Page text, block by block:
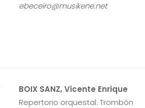
ebeceiro@musikene.net
BOIX SANZ, Vicente Enrique
Repertorio orquestal: Trombón